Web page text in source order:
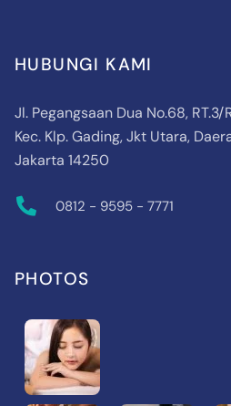
HUBUNGI KAMI
Jl. Pegangsaan Dua No.68, RT.3/
Kec. Klp. Gading, Jkt Utara,
Jakarta 14250
0812 - 9595 - 7771
PHOTOS